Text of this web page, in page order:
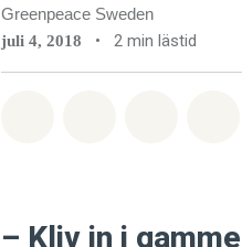
Greenpeace Sweden
juli 4, 2018 • 2 min lästid
– Kliv in i